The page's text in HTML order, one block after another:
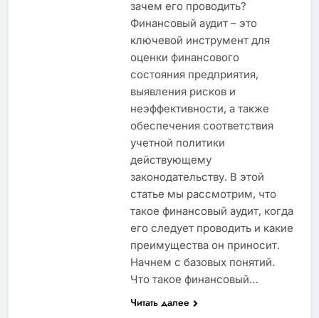
зачем его проводить?
Финансовый аудит – это
ключевой инструмент для
оценки финансового
состояния предприятия,
выявления рисков и
неэффективности, а также
обеспечения соответствия
учетной политики
действующему
законодательству. В этой
статье мы рассмотрим, что
такое финансовый аудит, когда
его следует проводить и какие
преимущества он приносит.
Начнем с базовых понятий.
Что такое финансовый…
Читать далее